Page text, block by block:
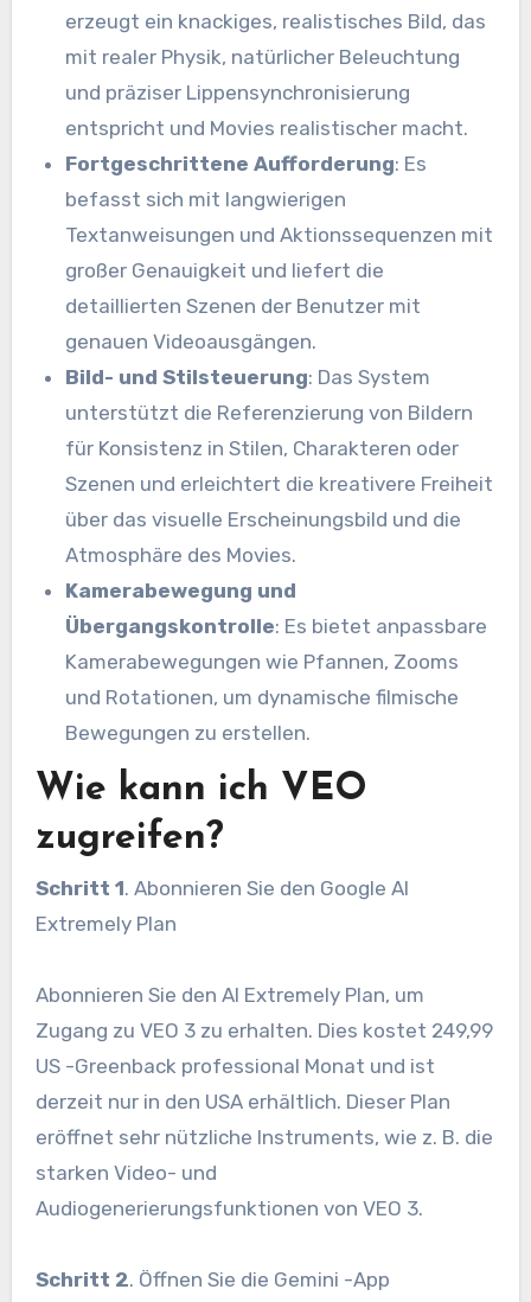
erzeugt ein knackiges, realistisches Bild, das
mit realer Physik, natürlicher Beleuchtung
und präziser Lippensynchronisierung
entspricht und Movies realistischer macht.
Fortgeschrittene Aufforderung: Es
befasst sich mit langwierigen
Textanweisungen und Aktionssequenzen mit
großer Genauigkeit und liefert die
detaillierten Szenen der Benutzer mit
genauen Videoausgängen.
Bild- und Stilsteuerung: Das System
unterstützt die Referenzierung von Bildern
für Konsistenz in Stilen, Charakteren oder
Szenen und erleichtert die kreativere Freiheit
über das visuelle Erscheinungsbild und die
Atmosphäre des Movies.
Kamerabewegung und
Übergangskontrolle: Es bietet anpassbare
Kamerabewegungen wie Pfannen, Zooms
und Rotationen, um dynamische filmische
Bewegungen zu erstellen.
Wie kann ich VEO
zugreifen?
Schritt 1. Abonnieren Sie den Google AI
Extremely Plan
Abonnieren Sie den AI Extremely Plan, um
Zugang zu VEO 3 zu erhalten. Dies kostet 249,99
US -Greenback professional Monat und ist
derzeit nur in den USA erhältlich. Dieser Plan
eröffnet sehr nützliche Instruments, wie z. B. die
starken Video- und
Audiogenerierungsfunktionen von VEO 3.
Schritt 2. Öffnen Sie die Gemini -App